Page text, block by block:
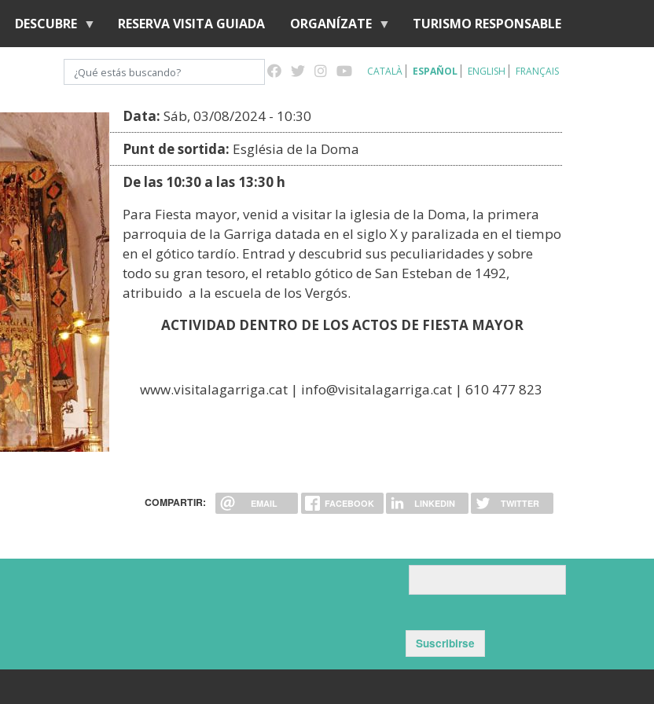
al
contenido
principal
DESCUBRE RESERVA VISITA GUIADA ORGANÍZATE TURISMO RESPONSABLE
CATALÀ ESPAÑOL ENGLISH FRANÇAIS
Buscar
Data: Sáb, 03/08/2024 - 10:30
Punt de sortida: Església de la Doma
De las 10:30 a las 13:30 h
Para Fiesta mayor, venid a visitar la iglesia de la Doma, la primera
parroquia de la Garriga datada en el siglo X y paralizada en el tiempo
en el gótico tardío. Entrad y descubrid sus peculiaridades y sobre
todo su gran tesoro, el retablo gótico de San Esteban de 1492,
atribuido a la escuela de los Vergós.
ACTIVIDAD DENTRO DE LOS ACTOS DE FIESTA MAYOR
www.visitalagarriga.cat | info@visitalagarriga.cat | 610 477 823
COMPARTIR: EMAIL FACEBOOK LINKEDIN TWITTER
Suscribirse